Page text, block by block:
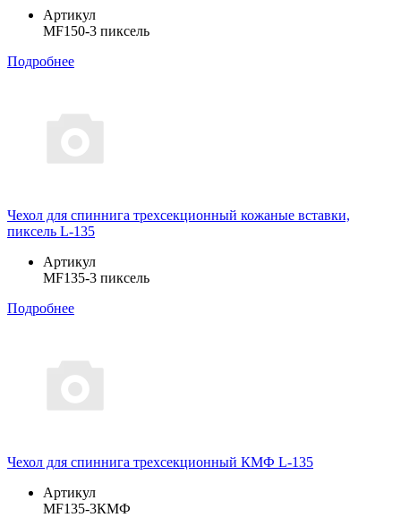
Артикул
MF150-3 пиксель
Подробнее
Чехол для спиннига трехсекционный кожаные вставки,
пиксель L-135
Артикул
MF135-3 пиксель
Подробнее
Чехол для спиннига трехсекционный КМФ L-135
Артикул
MF135-3КМФ